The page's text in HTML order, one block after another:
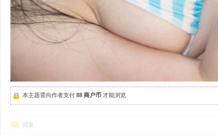
本主题需向作者支付 88 商户币 才能浏览
回复